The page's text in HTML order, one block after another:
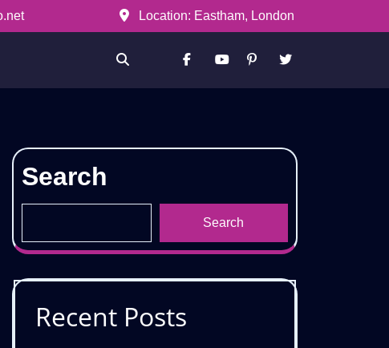
Location: Eastham, London
FacebookYoutube PinterestTwitter
Search
Search
Recent Posts